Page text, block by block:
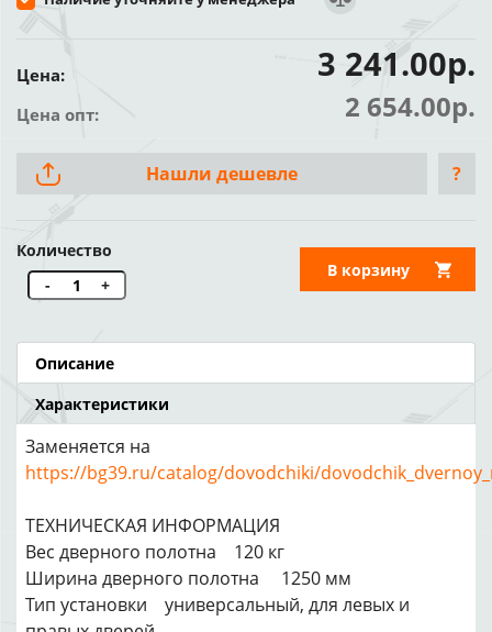
Цена: 3 241.00р.
Цена опт: 2 654.00р.
Нашли дешевле ?
Количество
-
+
В корзину
Описание
Характеристики
Заменяется на
https://bg39.ru/catalog/dovodchiki/
ТЕХНИЧЕСКАЯ ИНФОРМАЦИЯ
Вес дверного полотна 120 кг
Ширина дверного полотна 1250 мм
Тип установки универсальный, для левых и